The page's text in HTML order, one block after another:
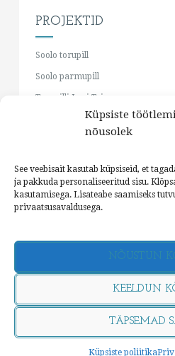
Küpsiste
nõusolek
See veebisait kasutab küpsiseid, et
ja pakkuda personaliseeritud sisu.
kasutamisega. Lisateabe saamiseks
privaatsusavaldusega.
NÕUSTUN
KEELDUN
TÄPSEMAD
Küpsiste poliitika
PROJEKTID
Soolo torupill
Soolo parmupill
Torupilli Jussi Trio
Cätlin Mägi & Jaan Pehk
Parmupilli õpituba
©